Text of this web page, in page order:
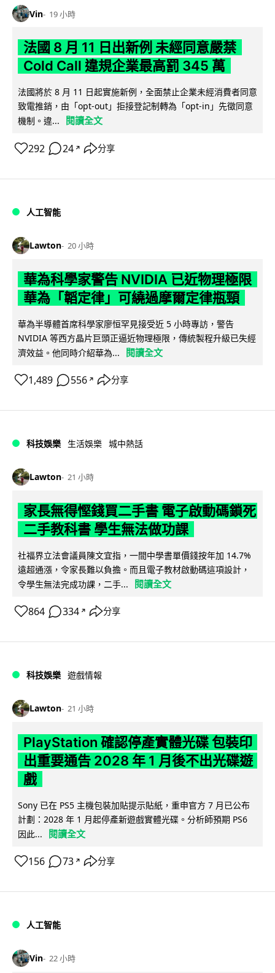
Vin 19 小時
法國 8 月 11 日出新例 未經同意嚴禁
Cold Call 違規企業最高罰 345 萬
法國將於 8 月 11 日起實施新例，全面禁止企業未經消費者同意
致電推銷，由「opt-out」拒接登記制轉為「opt-in」先徵同意
機制。違...
閱讀全文
292 24 ↗ 分享
人工智能
Lawton 20 小時
華為科學家警告 NVIDIA 已近物理極限
華為「韜定律」可繞過摩爾定律瓶頸
華為半導體首席科學家廖恒罕見接受近 5 小時專訪，警告
NVIDIA 等西方晶片巨頭正逼近物理極限，傳統製程升級已失經
濟效益。他同時介紹華為...
閱讀全文
1,489 556 ↗ 分享
科技娛樂 生活娛樂 城中熱話
Lawton 21 小時
家長無得慳錢買二手書 電子啟動碼鎖死
二手教科書 學生無法做功課
社福界立法會議員陳文宜指，一間中學書單價錢按年加 14.7%
遠超通漲，令家長難以負擔。而且電子教材啟動碼這項設計，
令學生無法完成功課，二手...
閱讀全文
864 334 ↗ 分享
科技娛樂 遊戲情報
Lawton 21 小時
PlayStation 確認停產實體光碟 包裝印
出重要通告 2028 年 1 月後不出光碟遊
戲
Sony 已在 PS5 主機包裝加貼提示貼紙，重申官方 7 月已公布
計劃：2028 年 1 月起停產新遊戲實體光碟。分析師預期 PS6
因此...
閱讀全文
156 73 ↗ 分享
人工智能
Vin 22 小時